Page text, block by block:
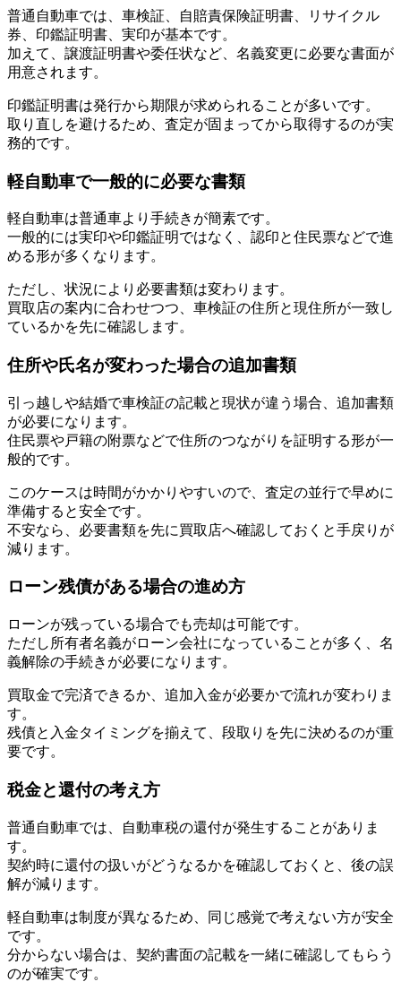
普通自動車では、車検証、自賠責保険証明書、リサイクル
券、印鑑証明書、実印が基本です。
加えて、譲渡証明書や委任状など、名義変更に必要な書面が
用意されます。
印鑑証明書は発行から期限が求められることが多いです。
取り直しを避けるため、査定が固まってから取得するのが実
務的です。
軽自動車で一般的に必要な書類
軽自動車は普通車より手続きが簡素です。
一般的には実印や印鑑証明ではなく、認印と住民票などで進
める形が多くなります。
ただし、状況により必要書類は変わります。
買取店の案内に合わせつつ、車検証の住所と現住所が一致し
ているかを先に確認します。
住所や氏名が変わった場合の追加書類
引っ越しや結婚で車検証の記載と現状が違う場合、追加書類
が必要になります。
住民票や戸籍の附票などで住所のつながりを証明する形が一
般的です。
このケースは時間がかかりやすいので、査定の並行で早めに
準備すると安全です。
不安なら、必要書類を先に買取店へ確認しておくと手戻りが
減ります。
ローン残債がある場合の進め方
ローンが残っている場合でも売却は可能です。
ただし所有者名義がローン会社になっていることが多く、名
義解除の手続きが必要になります。
買取金で完済できるか、追加入金が必要かで流れが変わりま
す。
残債と入金タイミングを揃えて、段取りを先に決めるのが重
要です。
税金と還付の考え方
普通自動車では、自動車税の還付が発生することがありま
す。
契約時に還付の扱いがどうなるかを確認しておくと、後の誤
解が減ります。
軽自動車は制度が異なるため、同じ感覚で考えない方が安全
です。
分からない場合は、契約書面の記載を一緒に確認してもらう
のが確実です。